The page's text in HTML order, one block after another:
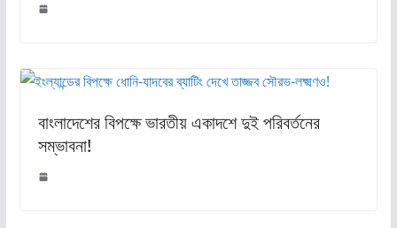
বাংলাদেশের বিপক্ষে ভারতীয় একাদশে দুই পরিবর্তনের
সম্ভাবনা!